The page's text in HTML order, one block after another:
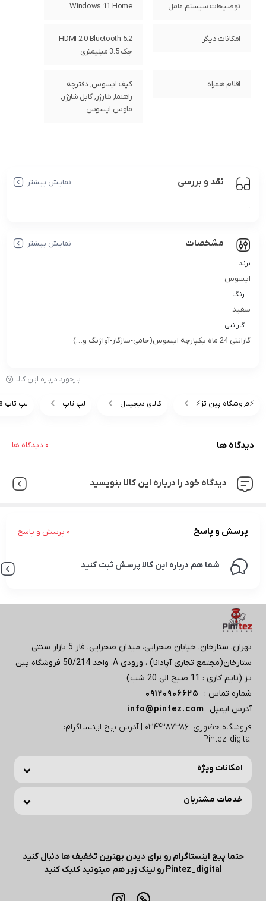
توضیحات سیستم عامل Windows 11 Home
امکانات دیگر
HDMI 2.0 Bluetooth 5.2
جک 3.5 میلیمتری
اقلام همراه
کیف ایسوس, دفترچه
راهنما, شارژر, کابل شارژر,
ماوس ایسوس
نقد و بررسی نمایش بیشتر
...
مشخصات نمایش بیشتر
برند
ایسوس
رنگ
سفید
گارانتی
گارانتی 24 ماه یکپارچه ایسوس(حامی-سازگار-آواژنگ و…)
بازخورد درباره این کالا
⚡️فروشگاه پین تز⚡️ کالای دیجیتال لپ تاپ لپ تاپ Asus
دیدگاه ها 0 دیدگاه ها
دیدگاه خود را درباره این کالا بنویسید
پرسش و پاسخ 0 پرسش و پاسخ
شما هم درباره این کالا پرسش ثبت کنید
تهران، ستارخان، خیابان صحرایی، میدان صحرایی، فاز 5 بازار سنتی
ستارخان(مجتمع تجاری آپادانا) ، ورودی A، واحد 50/214 فروشگاه پبن
تز (تایم کاری : 11 صبح الی 20 شب)
شماره تماس :
09120906625
آدرس ایمیل
info@pintez.com
فروشگاه حضوری: 02144287386 | آدرس پیج اینستاگرام:
Pintez_digital
امکانات ویژه
خدمات مشتریان
حتما پیج اینستاگرام رو برای دیدن بهترین تخفیف ها دنبال کنید
Pintez_digital رو لینک زیر هم میتونید کلیک کنید